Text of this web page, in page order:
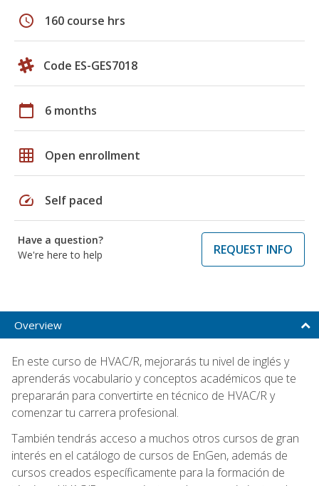
schedule 160 course hrs
Code ES-GES7018
calendar_today 6 months
grid_on Open enrollment
speed Self paced
Have a question?
We're here to help
REQUEST INFO
Overview
En este curso de HVAC/R, mejorarás tu nivel de inglés y
aprenderás vocabulario y conceptos académicos que te
prepararán para convertirte en técnico de HVAC/R y
comenzar tu carrera profesional.
También tendrás acceso a muchos otros cursos de gran
interés en el catálogo de cursos de EnGen, además de
cursos creados específicamente para la formación de